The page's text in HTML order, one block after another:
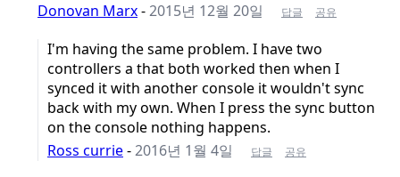
Donovan Marx-2015년 12월 20일 답글 공유
I'm having the same problem. I have two
controllers a that both worked then when I
synced it with another console it wouldn't sync
back with my own. When I press the sync button
on the console nothing happens.
Ross currie-2016년 1월 4일 답글 공유